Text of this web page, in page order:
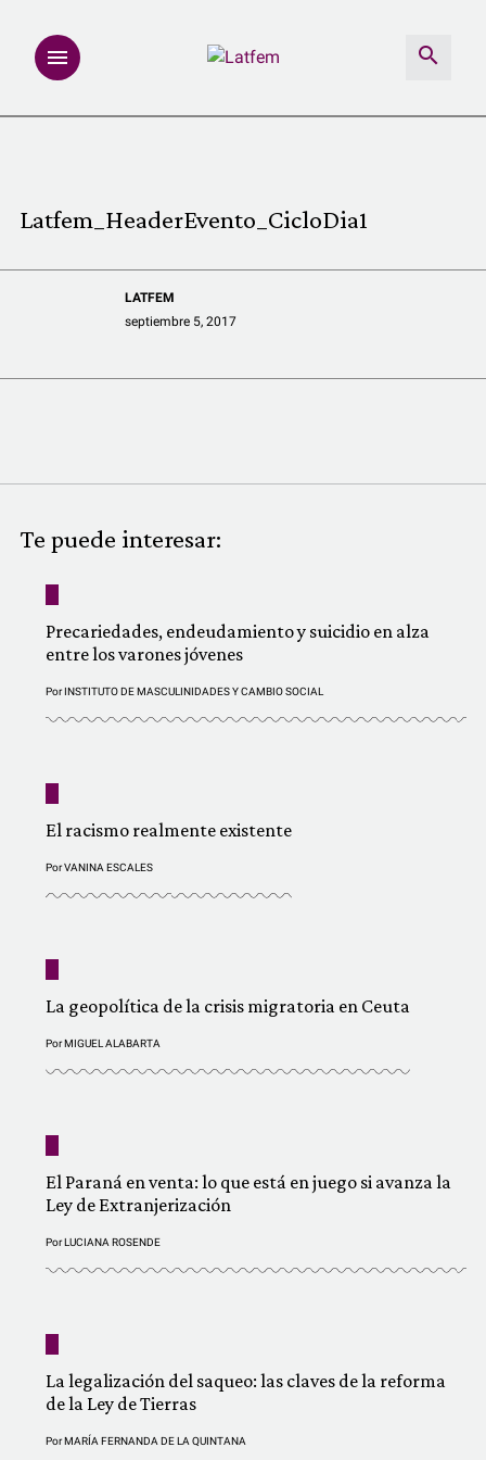
REDACCIÓN ABIERTA
LATFEMLAB.
QUIÉNES SOMOS
Latfem_HeaderEvento_CicloDia1
LATFEM
septiembre 5, 2017
Te puede interesar:
Precariedades, endeudamiento y suicidio en alza
entre los varones jóvenes
PorINSTITUTO DE MASCULINIDADES Y CAMBIO SOCIAL
El racismo realmente existente
PorVANINA ESCALES
La geopolítica de la crisis migratoria en Ceuta
PorMIGUEL ALABARTA
El Paraná en venta: lo que está en juego si avanza la
Ley de Extranjerización
PorLUCIANA ROSENDE
La legalización del saqueo: las claves de la reforma
de la Ley de Tierras
PorMARÍA FERNANDA DE LA QUINTANA